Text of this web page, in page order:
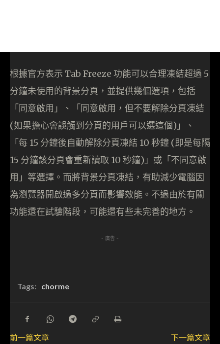
根據官方表示 Tab Freeze 功能可以合理凍結超過 5
分鐘未使用的背景分頁，並提供幾個選項，包括
「同意啟用」、「同意啟用，但不要解除分頁凍結
(如果擔心會誤觸到分頁的用戶可以選這個)」、
「每 15 分鐘後自動解除分頁凍結 10 秒鐘 (即是每隔
15 分鐘該分頁會重新讀取 10 秒鐘)」或「不同意啟
用」等選擇。而將背景分頁凍結，有助減少電腦因
為瀏覽器開啟過多分頁而影響效能。不過由於有關
功能還在試驗階段，可能還有些未完善的地方。
- 廣告 -
Tags: chorme
前一篇文章
下一篇文章